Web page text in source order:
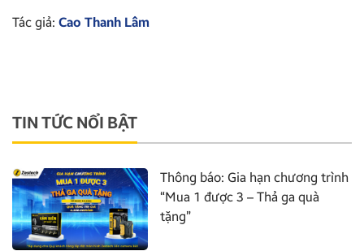
Tác giả: Cao Thanh Lâm
TIN TỨC NỔI BẬT
Thông báo: Gia hạn chương trình
“Mua 1 được 3 – Thả ga quà
tặng”